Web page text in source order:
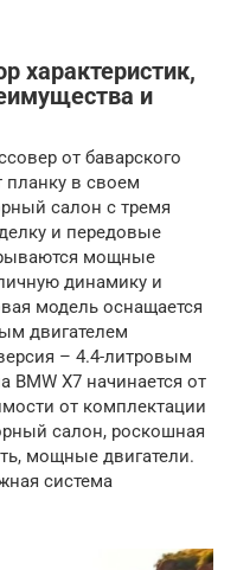
характеристик,
и
от баварского
планку в своем
салон с тремя
и передовые
мощные
динамику и
модель оснащается
двигателем
– 4.4-литровым
X7 начинается от
от комплектации
салон, роскошная
мощные двигатели.
система